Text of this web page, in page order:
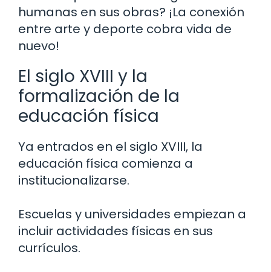
humanas en sus obras? ¡La conexión
entre arte y deporte cobra vida de
nuevo!
El siglo XVIII y la
formalización de la
educación física
Ya entrados en el siglo XVIII, la
educación física comienza a
institucionalizarse.
Escuelas y universidades empiezan a
incluir actividades físicas en sus
currículos.